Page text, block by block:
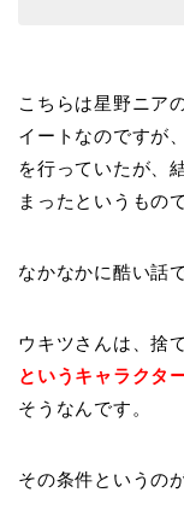
こちらは星野ニア
イートなのですが
を行っていたが、
まったというもの
なかなかに酷い話
ウキツさんは、捨
というキャラクタ
そうなんです。
その条件というの